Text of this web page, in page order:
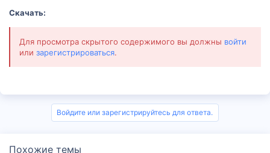
Скачать:
Для просмотра скрытого содержимого вы должны войти
или зарегистрироваться.
Войдите или зарегистрируйтесь для ответа.
Похожие темы